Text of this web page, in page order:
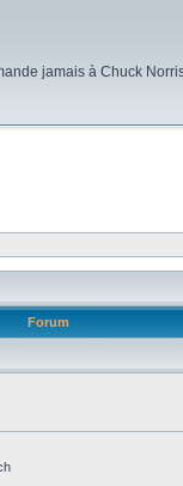
jamais à Chuck
Forum